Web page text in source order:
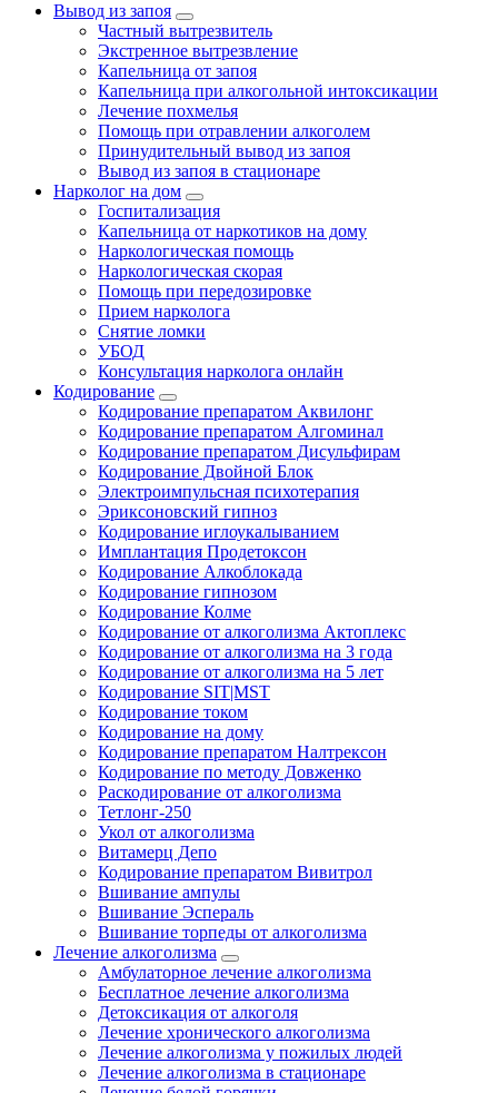
Вывод из запоя
Частный вытрезвитель
Экстренное вытрезвление
Капельница от запоя
Капельница при алкогольной интоксикации
Лечение похмелья
Помощь при отравлении алкоголем
Принудительный вывод из запоя
Вывод из запоя в стационаре
Нарколог на дом
Госпитализация
Капельница от наркотиков на дому
Наркологическая помощь
Наркологическая скорая
Помощь при передозировке
Прием нарколога
Снятие ломки
УБОД
Консультация нарколога онлайн
Кодирование
Кодирование препаратом Аквилонг
Кодирование препаратом Алгоминал
Кодирование препаратом Дисульфирам
Кодирование Двойной Блок
Электроимпульсная психотерапия
Эриксоновский гипноз
Кодирование иглоукалыванием
Имплантация Продетоксон
Кодирование Алкоблокада
Кодирование гипнозом
Кодирование Колме
Кодирование от алкоголизма Актоплекс
Кодирование от алкоголизма на 3 года
Кодирование от алкоголизма на 5 лет
Кодирование SIT|MST
Кодирование током
Кодирование на дому
Кодирование препаратом Налтрексон
Кодирование по методу Довженко
Раскодирование от алкоголизма
Тетлонг-250
Укол от алкоголизма
Витамерц Депо
Кодирование препаратом Вивитрол
Вшивание ампулы
Вшивание Эспераль
Вшивание торпеды от алкоголизма
Лечение алкоголизма
Амбулаторное лечение алкоголизма
Бесплатное лечение алкоголизма
Детоксикация от алкоголя
Лечение хронического алкоголизма
Лечение алкоголизма у пожилых людей
Лечение алкоголизма в стационаре